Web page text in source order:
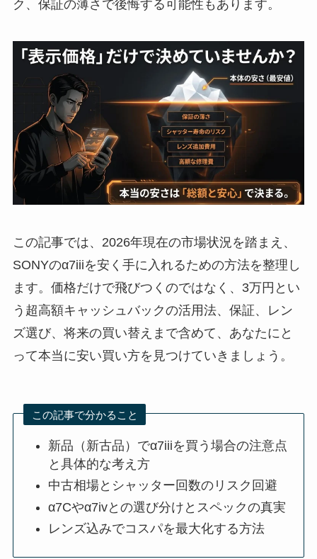
ク、保証の薄さで後悔する可能性もあります。
この記事では、2026年現在の市場状況を踏まえ、
SONYのα7iiiを安く手に入れるための方法を整理し
ます。価格だけで飛びつくのではなく、3万円とい
う超高額キャッシュバックの活用法、保証、レン
ズ選び、将来の買い替えまで含めて、あなたにと
って本当に安い買い方を見つけていきましょう。
この記事で分かること
新品（新古品）でα7iiiを買う場合の注意点
と具体的な考え方
中古相場とシャッター回数のリスク回避
α7Cやα7ivとの選び分けとスペックの真実
レンズ込みでコスパを最大化する方法